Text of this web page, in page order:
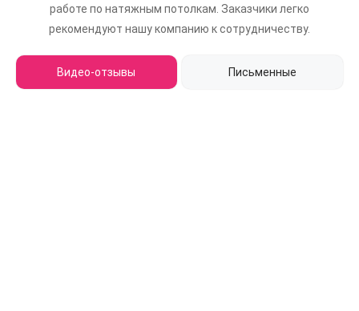
работе по натяжным потолкам. Заказчики легко
рекомендуют нашу компанию к сотрудничеству.
Видео-отзывы Письменные